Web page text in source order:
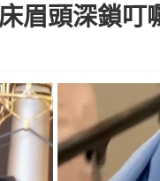
眉頭深鎖